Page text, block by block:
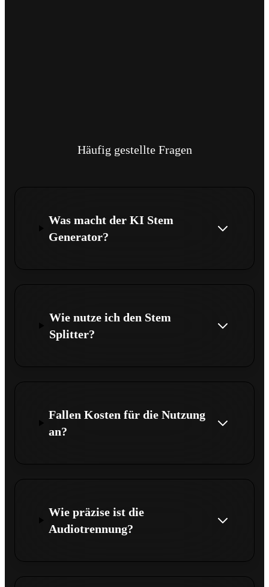
Häufig gestellte Fragen
Was macht der KI Stem
Generator?
Wie nutze ich den Stem
Splitter?
Fallen Kosten für die Nutzung
an?
Wie präzise ist die
Audiotrennung?